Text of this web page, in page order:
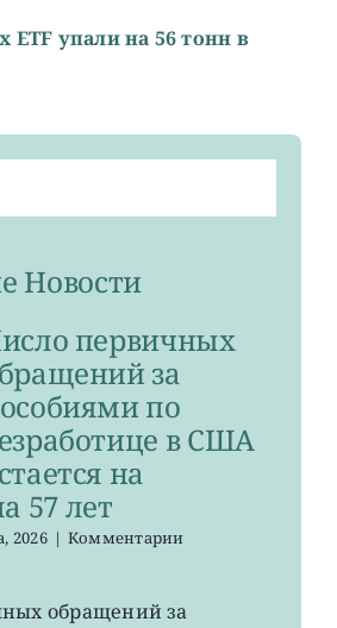
ETF упали на 56 тонн в
Новости
первичных
за
по
в США
на
57 лет
2026 | Комментариик
первичных
обращений за